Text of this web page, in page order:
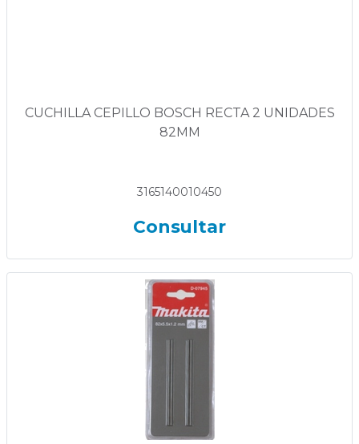
CUCHILLA CEPILLO BOSCH RECTA 2 UNIDADES
82MM
3165140010450
Consultar